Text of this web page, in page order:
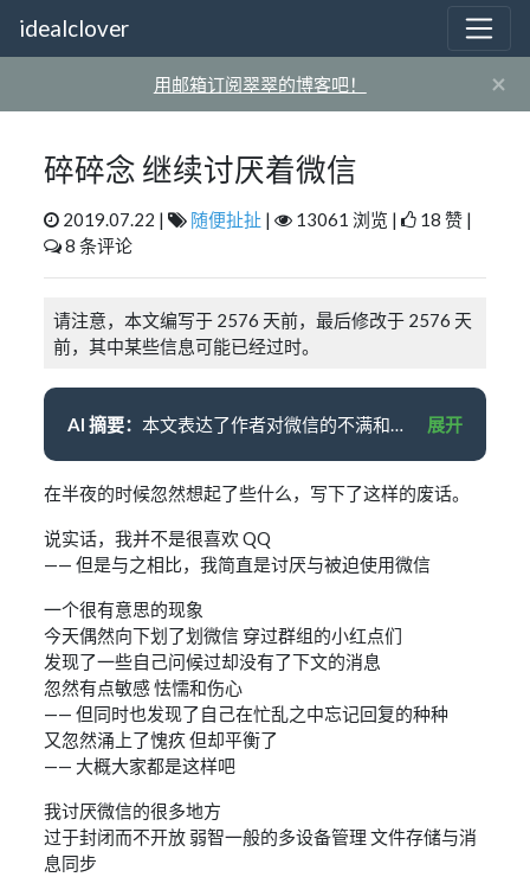
idealclover
用邮箱订阅翠翠的博客吧！ ×
碎碎念 继续讨厌着微信
2019.07.22 | 随便扯扯 | 13061 浏览 |
18 赞 |
8 条评论
请注意，本文编写于 2576 天前，最后修改于 2576 天
前，其中某些信息可能已经过时。
AI 摘要： 本文表达了作者对微信的不满和讨厌。作者认为微信过于封闭，多设备管理、文件存储和消息同步等方面存在问题。同时，作者讨厌微信没有群消息助手，导致群消息堆积，容易忽略重要信息。作者认为微信是聊天工具，而非聊天软件，与 QQ 的定位不同。作者希望聊天软件能提醒自己记住重要的人，而不是仅仅作为工具。最后，作者表示如果微信是作者想要的生活方式，那么他们的道路不同。 展开
在半夜的时候忽然想起了些什么，写下了这样的废话。
说实话，我并不是很喜欢 QQ
—— 但是与之相比，我简直是讨厌与被迫使用微信
一个很有意思的现象
今天偶然向下划了划微信 穿过群组的小红点们
发现了一些自己问候过却没有了下文的消息
忽然有点敏感 怯懦和伤心
—— 但同时也发现了自己在忙乱之中忘记回复的种种
又忽然涌上了愧疚 但却平衡了
—— 大概大家都是这样吧
我讨厌微信的很多地方
过于封闭而不开放 弱智一般的多设备管理 文件存储与消
息同步